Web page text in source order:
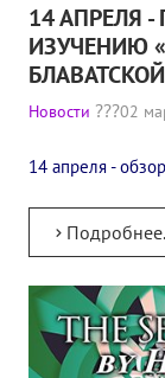
Конкурс
ШКОЛА
О школе
Открытая
14 АПРЕЛЯ
ИЗУЧЕНИЮ
БЛАВАТСКОЙ
Новости 02
14 апреля -